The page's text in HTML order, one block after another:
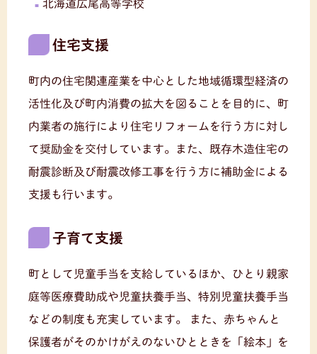
北海道広尾高等学校
住宅支援
町内の住宅関連産業を中心とした地域循環型経済の
活性化及び町内消費の拡大を図ることを目的に、町
内業者の施行により住宅リフォームを行う方に対し
て奨励金を交付しています。また、既存木造住宅の
耐震診断及び耐震改修工事を行う方に補助金による
支援も行います。
子育て支援
町として児童手当を支給しているほか、ひとり親家
庭等医療費助成や児童扶養手当、特別児童扶養手当
などの制度も充実しています。
また、赤ちゃんと
保護者がそのかけがえのないひとときを「絵本」を